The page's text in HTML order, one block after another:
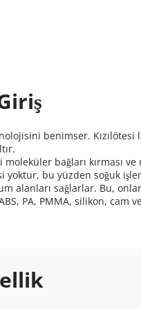
bu yüzden soğuk
PA, PMMA, silikon,